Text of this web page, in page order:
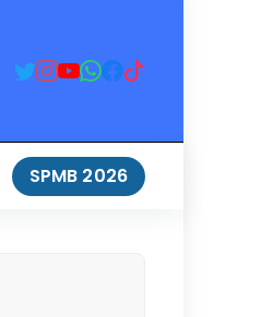
SPMB 2026